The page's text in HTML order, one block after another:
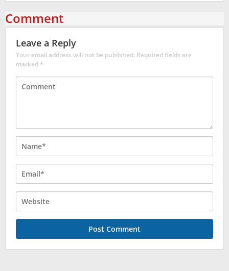
Comment
Leave a Reply
Your email address will not be published. Required fields are
marked*